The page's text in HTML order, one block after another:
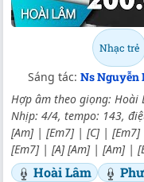
Nhạc trẻ
Sáng tác: Ns Nguyễn
Hợp âm theo giọng: Hoài
Nhịp: 4/4, tempo: 143,
[Am] | [Em7] | [C] |
[Em7] | [A] [Am] | [Am] |
Hoài Lâm